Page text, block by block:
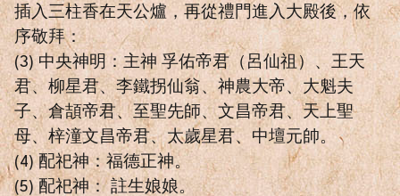
插入三柱香在天公爐，再從禮門進入大殿後，依
序敬拜：
(3) 中央神明：主神 孚佑帝君（呂仙祖）、王天
君、柳星君、李鐵拐仙翁、神農大帝、大魁夫
子、倉頡帝君、至聖先師、文昌帝君、天上聖
母、梓潼文昌帝君、太歲星君、中壇元帥。
(4) 配祀神：福德正神。
(5) 配祀神： 註生娘娘。